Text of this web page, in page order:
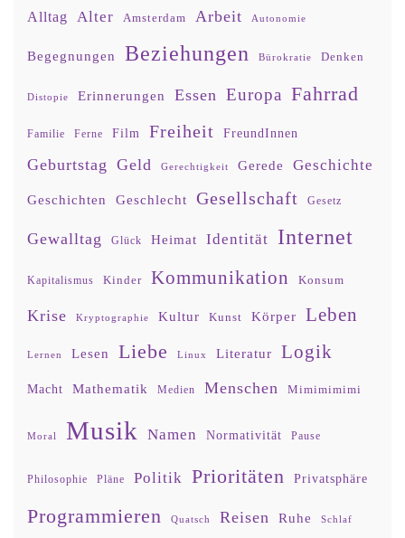
Alltag Alter Amsterdam Arbeit Autonomie
Begegnungen Beziehungen Bürokratie Denken
Distopie Erinnerungen Essen Europa Fahrrad
Familie Ferne Film Freiheit FreundInnen
Geburtstag Geld Gerechtigkeit Gerede Geschichte
Geschichten Geschlecht Gesellschaft Gesetz
Gewalltag Glück Heimat Identität Internet
Kapitalismus Kinder Kommunikation Konsum
Krise Kryptographie Kultur Kunst Körper Leben
Lernen Lesen Liebe Linux Literatur Logik
Macht Mathematik Medien Menschen Mimimimimi
Moral Musik Namen Normativität Pause
Philosophie Pläne Politik Prioritäten Privatsphäre
Programmieren Quatsch Reisen Ruhe Schlaf